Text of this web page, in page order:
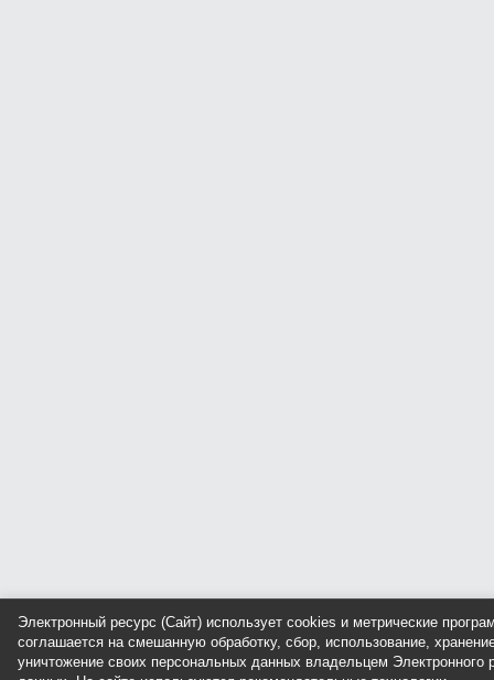
Электронный ресурс (Сайт) использует cookies и метрические
соглашается на смешанную обработку, сбор, использование,
уничтожение своих персональных данных владельцем Электронного